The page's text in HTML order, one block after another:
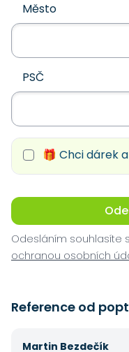
Město
PSČ
🎁 Chci dárek
Odesláním souhlasíte s
ochranou osobních
Reference od
Martin Bezdečík